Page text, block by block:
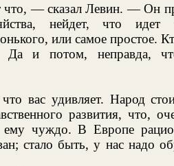
— сказал Левин. — Он
нейдет, что идет
или самое простое.
и потом, неправда,
вас удивляет. Народ
развития, что,
ему чуждо. В Европе
стало быть, у нас надо